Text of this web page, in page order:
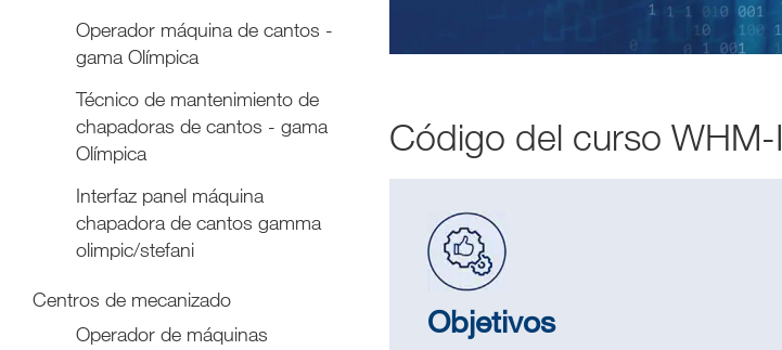
Operador máquina de cantos -
gama Olímpica
Técnico de mantenimiento de
chapadoras de cantos - gama
Olímpica
Interfaz panel máquina
chapadora de cantos gamma
olimpic/stefani
Centros de mecanizado
Operador de máquinas
Código del curso WHM-I
Objetivos